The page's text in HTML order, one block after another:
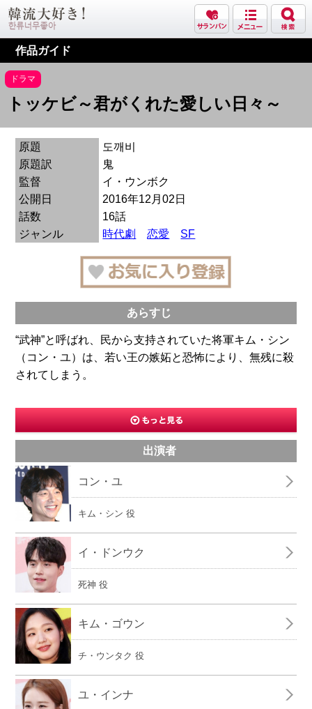
作品ガイド
ドラマ
トッケビ～君がくれた愛しい日々～
原題
도깨비
原題訳
鬼
監督
イ・ウンボク
公開日
2016年12月02日
話数
16話
ジャンル
時代劇 恋愛 SF
あらすじ
“武神”と呼ばれ、民から支持されていた将軍キム・シン
（コン・ユ）は、若い王の嫉妬と恐怖により、無残に殺
されてしまう。
出演者
コン・ユ
キム・シン 役
イ・ドンウク
死神 役
キム・ゴウン
チ・ウンタク 役
ユ・インナ